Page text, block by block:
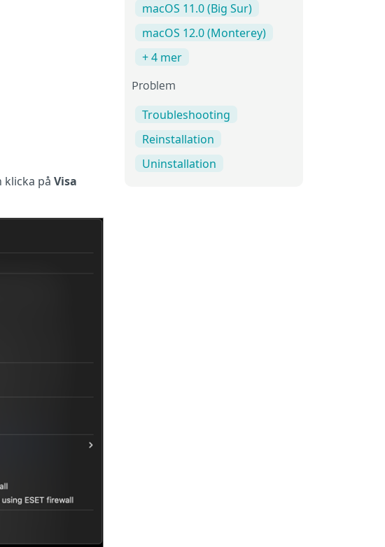
klicka på Visa
macOS 11.0 (Big Sur)
macOS 12.0 (Monterey)
+ 4 mer
Problem
Troubleshooting
Reinstallation
Uninstallation